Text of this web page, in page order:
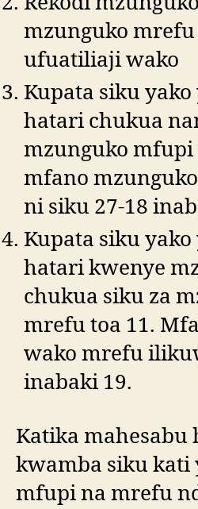
mzunguko
ufuatiliaji wako
Kupata siku
hatari chukua
mzunguko mfupi
mfano
ni siku 27-18
Kupata siku
hatari kwenye
chukua siku za
mrefu toa 11.
wako mrefu
inabaki 19.
Katika mahesabu
kwamba siku kati
mfupi na mrefu